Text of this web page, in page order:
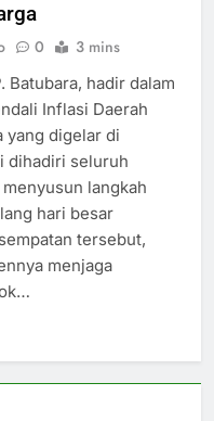
0 3 mins
Batubara, hadir dalam
Inflasi Daerah
yang digelar di
dihadiri seluruh
langkah
hari besar
tersebut,
menjaga